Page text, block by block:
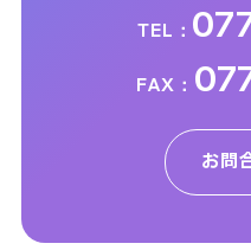
TEL：
FAX：
お問